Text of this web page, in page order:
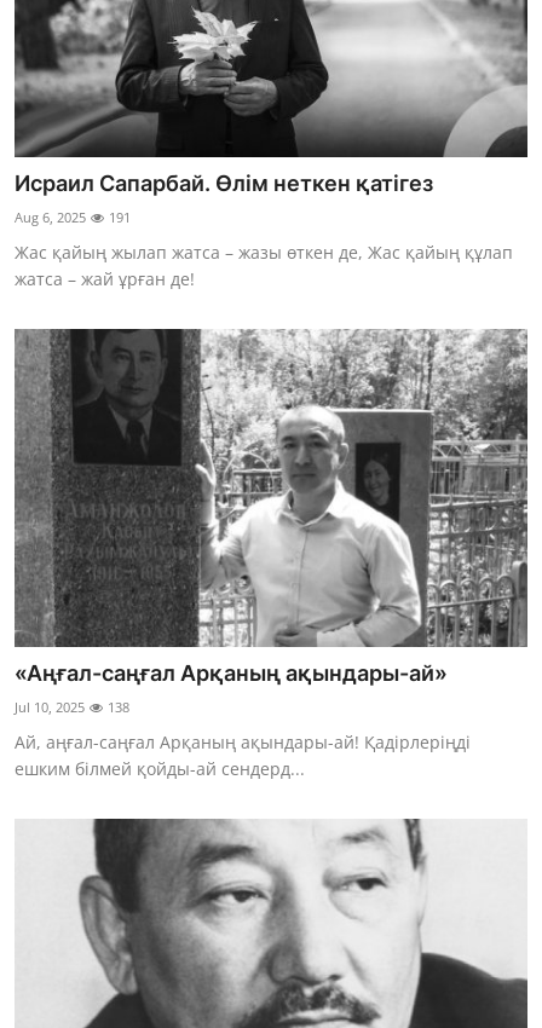
Исраил Сапарбай. Өлім неткен қатігез
Aug 6, 2025 191
Жас қайың жылап жатса – жазы өткен де, Жас қайың құлап
жатса – жай ұрған де!
«Аңғал-саңғал Арқаның ақындары-ай»
Jul 10, 2025 138
Ай, аңғал-саңғал Арқаның ақындары-ай! Қадірлеріңді
ешким білмей қойды-ай сендерд...